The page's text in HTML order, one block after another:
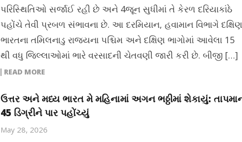
પરિસ્થિતિઓ સર્જાઈ રહી છે અને 4જૂન સુધીમાં તે કેરળ દરિયાકાંઠે
પહોંચે તેવી પ્રબળ સંભાવના છે. આ દરમિયાન, હવામાન વિભાગે દક્ષિણ
ભારતના તમિલનાડુ રાજ્યના પશ્ચિમ અને દક્ષિણ ભાગોમાં આવેલા 15
થી વધુ જિલ્લાઓમાં ભારે વરસાદની ચેતવણી જારી કરી છે. બીજી […]
READ MORE
ઉત્તર અને મધ્ય ભારત મે મહિનામાં અગન ભઠ્ઠીમાં શેકાયું:
45 ડિગ્રીને પાર પહોંચ્યું
May 28, 2026